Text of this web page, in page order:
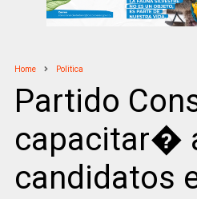
Home Politica
Partido
capacitar�
candidatos